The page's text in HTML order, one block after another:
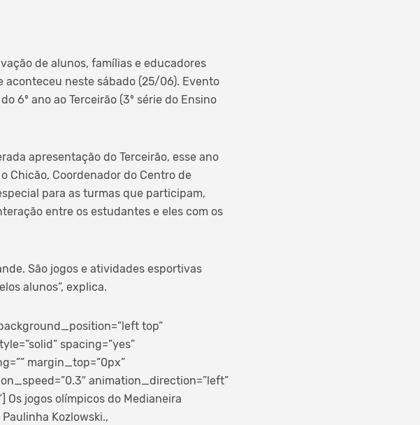
de alunos, famílias e educadores
aconteceu neste sábado (25/06). Evento
6º ano ao Terceirão (3º série do Ensino
apresentação do Terceirão, esse ano
Chicão, Coordenador do Centro de
para as turmas que participam,
entre os estudantes e eles com os
São jogos e atividades esportivas
alunos”, explica.
top”
spacing=”yes”
margin_top=”0px”
animation_direction=”left”
Os jogos olímpicos do Medianeira
Kozlowski.,